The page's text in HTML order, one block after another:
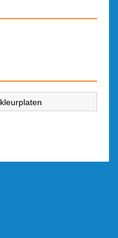
kleurplaten